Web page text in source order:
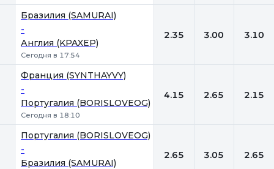
Бразилия (SAMURAI)
-
Англия (KPAXEP)
Сегодня в 17:54
2.35 3.00 3.10
Франция (SYNTHAYVY)
-
Португалия (BORISLOVEOG)
Сегодня в 18:10
4.15 2.65 2.15
Португалия (BORISLOVEOG)
-
Бразилия (SAMURAI)
2.65 3.05 2.65